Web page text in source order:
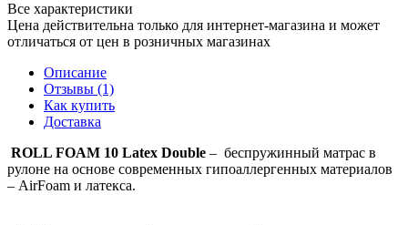
Все характеристики
Цена действительна только для интернет-магазина и может
отличаться от цен в розничных магазинах
Описание
Отзывы (1)
Как купить
Доставка
ROLL FOAM 10 Latex Double – беспружинный матрас в
рулоне на основе современных гипоаллергенных материалов
– AirFoam и латекса.